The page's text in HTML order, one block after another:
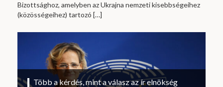
Bizottsághoz, amelyben az Ukrajna nemzeti kisebbségeihez
(közösségeihez) tartozó […]
Több a kérdés, mint a válasz az ír elnökség